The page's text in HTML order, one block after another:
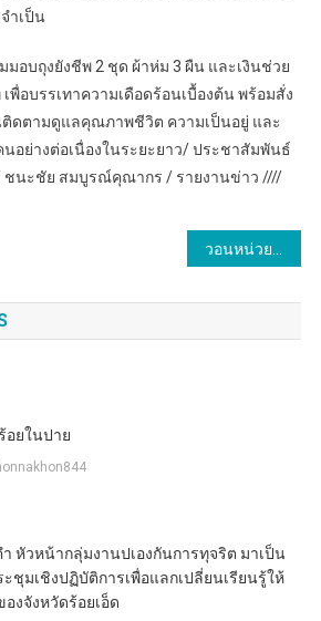
ำเป็น
มอบถุงยังชีพ 2 ชุด ผ้าห่ม 3 ผืน และเงินช่วย
พื่อบรรเทาความเดือดร้อนเบื้องต้น พร้อมสั่ง
ติดตามดูแลคุณภาพชีวิต ความเป็นอยู่ และ
นอย่างต่อเนื่องในระยะยาว/ ประชาสัมพันธ์
ชนะชัย สมบูรณ์คุณากร / รายงานข่าว ////
วอนหน่วยงานรับผิดชอบ ผู้ใหญ่บ้านแม่สุยะ หมู่ 2 ต.ห้วยผา อ.เมืองแม่ฮ่องสอน จ.แม่ฮ่องสอน วอนหน่วยงานรัฐที่เกี่ยวข้องลงมาจัดการกลุ่มวัยรุ่นมั่วสุมหน้าวัดป่าถ้ำวัว กลางดึกส่งผลกระทบต่อความสงบสุขของประชาชนในพื้นที่ หลังมีเหตุปล้นทรัพย์และทำร้ายร่างกายนักท่องเที่ยวที่จุดชมวิวหลุกข้าวหลาม อ.ปางมะผ้า
อยในปาย
ำ หัวหน้ากลุ่มงานปเองกันการทุจริต มาเป็น
ชุมเชิงปฏิบัติการเพื่อแลกเปลี่ยนเรียนรู้ให้
องจังหวัดร้อยเอ็ด